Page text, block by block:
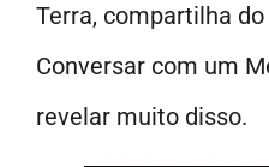
Terra, compartilha
Conversar com um
revelar muito disso.